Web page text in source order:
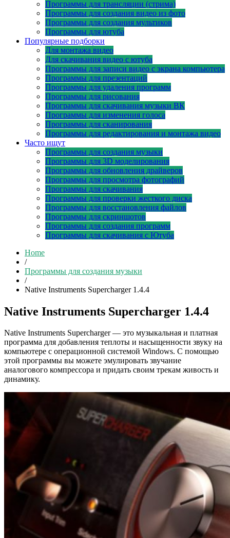
Программы для трансляции (стрима)
Программы для создания видео из фото
Программы для создания мультиков
Программы для ютуба
Популярные подборки
Для монтажа видео
Для скачивания видео с ютуба
Программы для записи видео с экрана компьютера
Программы для презентаций
Программы для удаления программ
Программы для рисования
Программы для скачивания музыки ВК
Программы для изменения голоса
Программы для сканирования
Программы для редактирования и монтажа видео
Часто ищут
Программы для создания музыки
Программы для 3D моделирования
Программы для обновления драйверов
Программы для просмотра фотографий
Программы для скачивания
Программы для проверки жесткого диска
Программы для восстановления файлов
Программы для скриншотов
Программы для создания программ
Программы для скачивания с Ютуба
Home
/
Программы для создания музыки
/
Native Instruments Supercharger 1.4.4
Native Instruments Supercharger 1.4.4
Native Instruments Supercharger — это музыкальная и платная
программа для добавления теплоты и насыщенности звуку на
компьютере с операционной системой Windows. С помощью
этой программы вы можете эмулировать звучание
аналогового компрессора и придать своим трекам живость и
динамику.